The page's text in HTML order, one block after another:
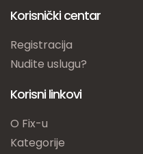
Korisnički centar
Registracija
Nudite uslugu?
Korisni linkovi
O Fix-u
Kategorije